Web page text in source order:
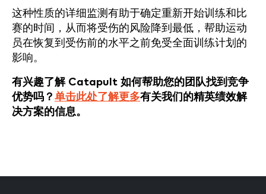
这种性质的详细监测有助于确定重新开始训练和比
赛的时间，从而将受伤的风险降到最低，帮助运动
员在恢复到受伤前的水平之前免受全面训练计划的
影响。
有兴趣了解 Catapult 如何帮助您的团队找到竞争
优势吗？ 单击此处了解更多有关我们的精英绩效解
决方案的信息。